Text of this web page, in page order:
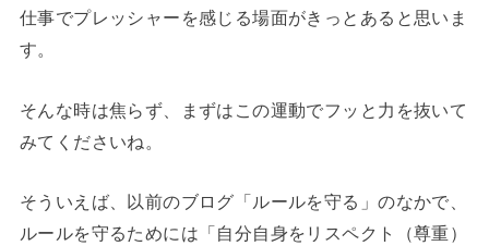
仕事でプレッシャーを感じる場面がきっとあると思いま
す。
そんな時は焦らず、まずはこの運動でフッと力を抜いて
みてくださいね。
そういえば、以前のブログ「ルールを守る」のなかで、
ルールを守るためには「自分自身をリスペクト（尊重）